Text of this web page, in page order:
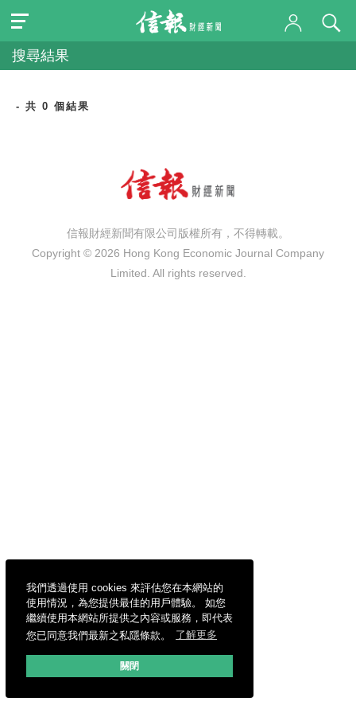
我們透過使用 cookies 來評估您在本網站的
使用情況，為您提供最佳的用戶體驗。 如您
繼續使用本網站所提供之內容或服務，即代表
您已同意我們最新之私隱條款。
了解更多
關閉
搜尋結果
- 共 0 個結果
信報財經新聞有限公司版權所有，不得轉載。
Copyright © 2026 Hong Kong Economic Journal Company
Limited. All rights reserved.